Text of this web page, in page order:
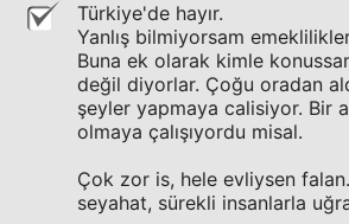
Türkiye'de hayır.
Yanlış bilmiyorsam
Buna ek olarak kimle
değil diyorlar. Çoğu oradan
şeyler yapmaya calisiyor. Bir
olmaya çalışıyordu misal.
Çok zor is, hele evliysen
seyahat, sürekli insanlarla